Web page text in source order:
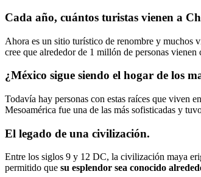
Cada año, cuántos turistas vienen a
Ahora es un sitio turístico de renombre y muchos
cree que alrededor de 1 millón de personas
¿México sigue siendo el hogar de los
Todavía hay personas con estas raíces que viven
Mesoamérica fue una de las más sofisticadas y
El legado de una civilización.
Entre los siglos 9 y 12 DC, la civilización maya
permitido que su esplendor sea conocido